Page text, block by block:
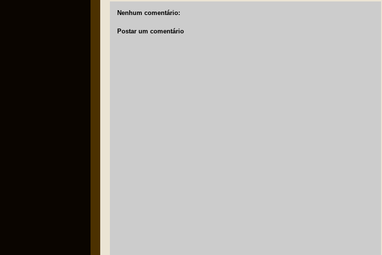
Nenhum comentário:
Postar um comentário